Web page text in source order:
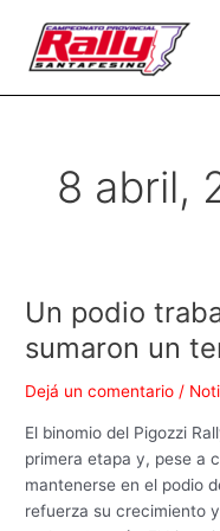
contenido
8 abril,
Un podio
sumaron un
Dejá un comentario /
El binomio del Pigozzi
primera etapa y, pese a
mantenerse en el podio
refuerza su crecimiento
Un
trabajado:
Los
sumaron
un
tercer
puesto